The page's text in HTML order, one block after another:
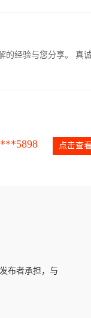
的经验与您分享。 真
点击查
布者承担，与